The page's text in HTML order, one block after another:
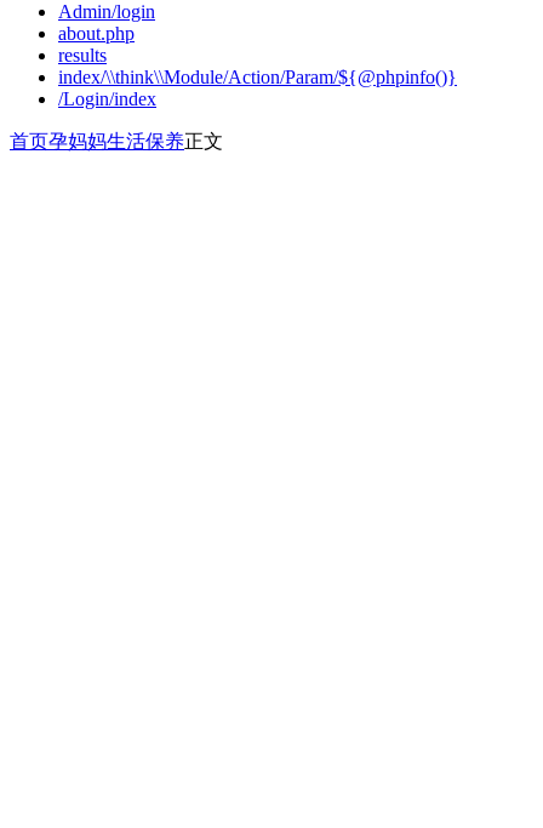
Admin/login
about.php
results
index/\\think\\Module/Action/Param/${@phpinfo()}
/Login/index
首页孕妈妈生活保养正文